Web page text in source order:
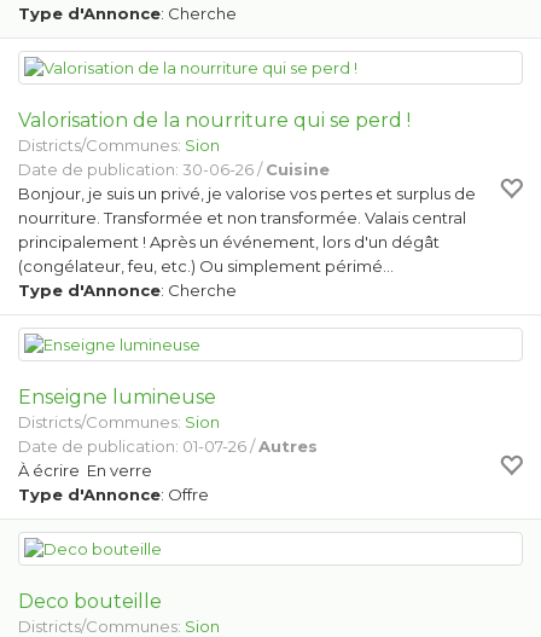
Type d'Annonce: Cherche
Valorisation de la nourriture qui se perd !
Districts/Communes: Sion
Date de publication: 30-06-26 /Cuisine
Bonjour, je suis un privé, je valorise vos pertes et surplus de
nourriture. Transformée et non transformée. Valais central
principalement ! Après un événement, lors d'un dégât
(congélateur, feu, etc.) Ou simplement périmé…
Type d'Annonce: Cherche
Enseigne lumineuse
Districts/Communes: Sion
Date de publication: 01-07-26 /Autres
À écrire En verre
Type d'Annonce: Offre
Deco bouteille
Districts/Communes: Sion